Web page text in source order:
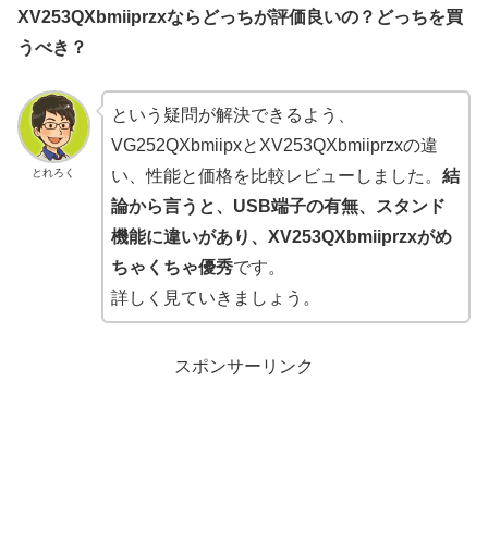
XV253QXbmiiprzxならどっちが評価良いの？どっちを買
うべき？
とれろく
という疑問が解決できるよう、
VG252QXbmiipxとXV253QXbmiiprzxの違
い、性能と価格を比較レビューしました。 結
論から言うと、USB端子の有無、スタンド
機能に違いがあり、XV253QXbmiiprzxがめ
ちゃくちゃ優秀です。
詳しく見ていきましょう。
スポンサーリンク